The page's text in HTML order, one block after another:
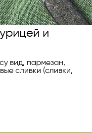
и
вид, пармезан,
сливки (сливки,